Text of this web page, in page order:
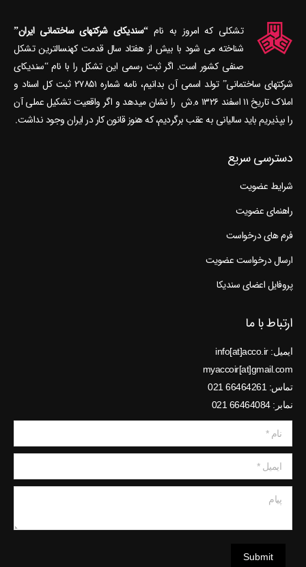
تشکلی که امروز به نام“سندیکای شرکتهای ساختمانی ایران”
شناخته می‎ شود با بیش از هفتاد سال قدمت کهنسال‎ترین تشکل
صنفی کشور است. اگر ثبت رسمی این تشکل را با نام “سندیکای
شرکتهای ساختمانی” تولد اسمی آن بدانیم، نامه شماره ۲۷۸۵۱ ثبت کل اسناد و
املاک تاریخ ۱۱ اسفند ۱۳۲۶ ه.ش را نشان می‎دهد و اگر واقعیت تشکیل عملی آن
را بپذیریم باید سالیانی به عقب برگردیم، که هنوز قانون کار در ایران وجود نداشت.
دسترسی سریع
شرایط عضویت
راهنمای عضویت
فرم های درخواست
ارسال درخواست عضویت
پروفایل اعضای سندیکا
ارتباط با ما
ایمیل: info[at]acco.ir
myaccoir[at]gmail.com
تماس: 66464261 021
نمابر: 66464084 021
نام *
ایمیل *
Submit